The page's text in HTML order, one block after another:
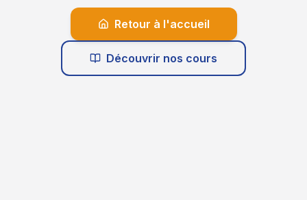
Retour à l'accueil
Découvrir nos cours